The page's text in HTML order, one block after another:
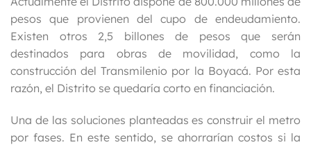
pesos que provienen del cupo de endeudamiento.
Existen otros 2,5 billones de pesos que serán
destinados para obras de movilidad, como la
construcción del Transmilenio por la Boyacá. Por esta
razón, el Distrito se quedaría corto en financiación.
Una de las soluciones planteadas es construir el metro
por fases. En este sentido, se ahorrarían costos si la